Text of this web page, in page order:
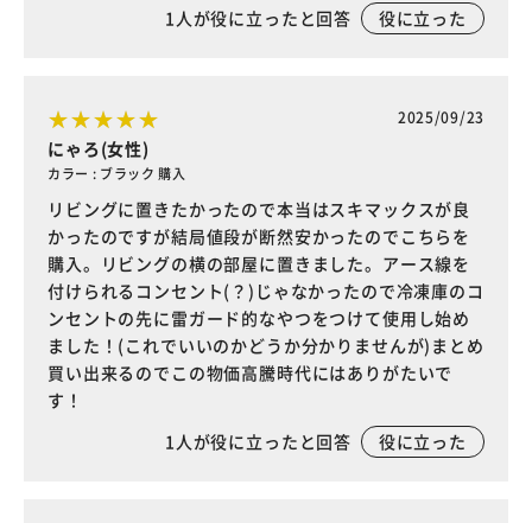
1人が役に立ったと回答 役に立った
2025/09/23
にゃろ(女性)
カラー : ブラック 購入
リビングに置きたかったので本当はスキマックスが良
かったのですが結局値段が断然安かったのでこちらを
購入。リビングの横の部屋に置きました。アース線を
付けられるコンセント(？)じゃなかったので冷凍庫のコ
ンセントの先に雷ガード的なやつをつけて使用し始め
ました！(これでいいのかどうか分かりませんが)まとめ
買い出来るのでこの物価高騰時代にはありがたいで
す！
1人が役に立ったと回答 役に立った